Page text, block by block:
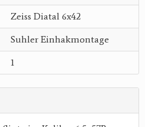
Zeiss Diatal 6x42
Suhler Einhakmontage
1